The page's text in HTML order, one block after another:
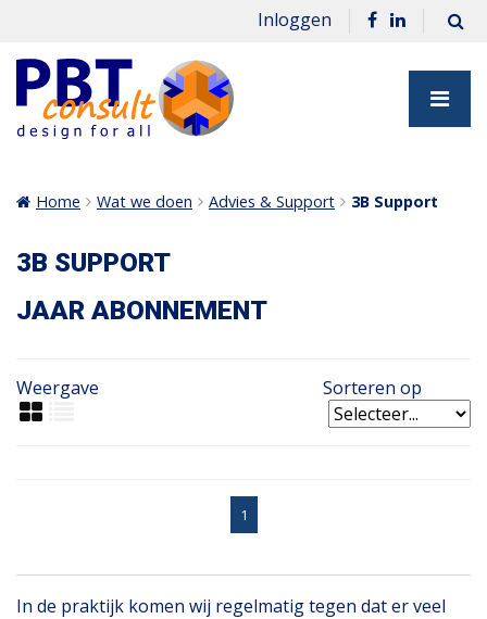
Inloggen
Home Wat we doen Advies & Support 3B Support
3B SUPPORT
JAAR ABONNEMENT
Weergave Sorteren op
1
In de praktijk komen wij regelmatig tegen dat er veel